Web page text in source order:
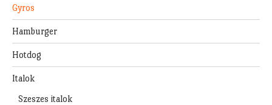
Gyros
Hamburger
Hotdog
Italok
Szeszes italok